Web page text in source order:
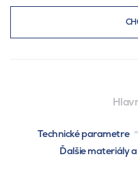
Technické parametre
Ďalšie materiály